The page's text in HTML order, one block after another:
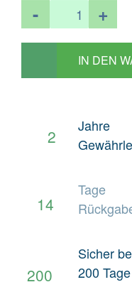
OEM References
OEM References
Autohersteller
Länge
- +
IN DEN
2
Jahre
14
Tage
200
Sicher
200 Tage